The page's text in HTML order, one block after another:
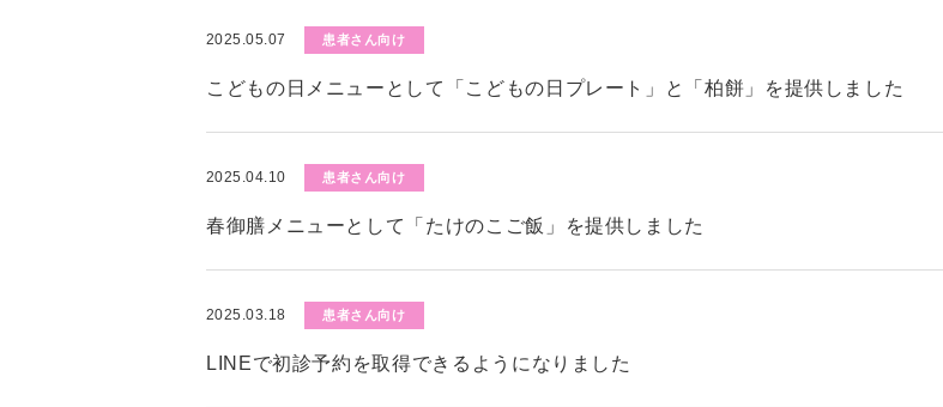
2025.05.07 患者さん向け
こどもの日メニューとして「こどもの日プレート」と「柏餅」を提供しました
2025.04.10 患者さん向け
春御膳メニューとして「たけのこご飯」を提供しました
2025.03.18 患者さん向け
LINEで初診予約を取得できるようになりました